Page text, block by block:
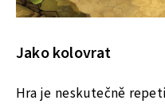
Jako kolovrat
Hra je neskutečně